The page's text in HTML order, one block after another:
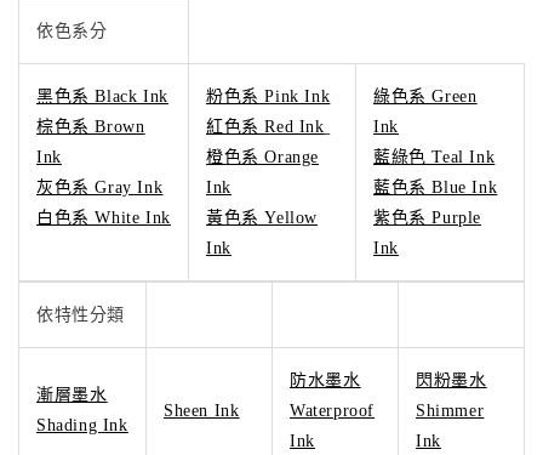
依色系分
黑色系 Black Ink
棕色系 Brown
Ink
灰色系 Gray Ink
白色系 White Ink
粉色系 Pink Ink
紅色系 Red Ink
橙色系 Orange
Ink
黃色系 Yellow
Ink
綠色系 Green
Ink
藍綠色 Teal Ink
藍色系 Blue Ink
紫色系 Purple
Ink
依特性分類
漸層墨水
Shading Ink
Sheen Ink
防水墨水
Waterproof
Ink
閃粉墨水
Shimmer
Ink